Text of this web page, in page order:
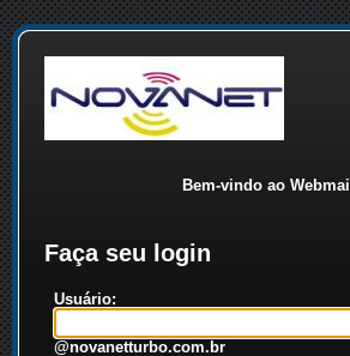
Bem-vindo ao Webmail
Faça seu login
Usuário:
@novanetturbo.com.br